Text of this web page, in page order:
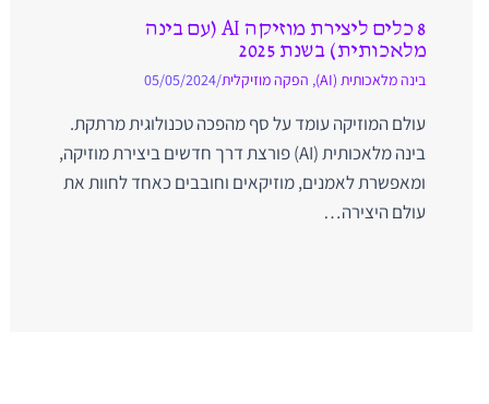
8 כלים ליצירת מוזיקה AI (עם בינה
מלאכותית) בשנת 2025
בינה מלאכותית (AI) , הפקה מוזיקלית/
05/05/2024
עולם המוזיקה עומד על סף מהפכה טכנולוגית מרתקת.
בינה מלאכותית (AI) פורצת דרך חדשים ביצירת מוזיקה,
ומאפשרת לאמנים, מוזיקאים וחובבים כאחד לחוות את
עולם היצירה…